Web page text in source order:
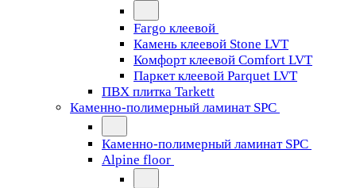
Fargo клеевой
Камень клеевой Stone LVT
Комфорт клеевой Comfort LVT
Паркет клеевой Parquet LVT
ПВХ плитка Tarkett
Каменно-полимерный ламинат SPC
Каменно-полимерный ламинат SPC
Alpine floor